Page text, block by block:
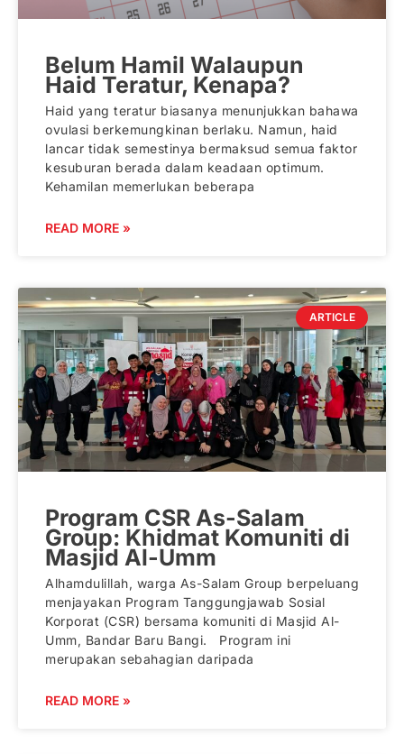
Belum Hamil Walaupun
Haid Teratur, Kenapa?
Haid yang teratur biasanya menunjukkan bahawa
ovulasi berkemungkinan berlaku. Namun, haid
lancar tidak semestinya bermaksud semua faktor
kesuburan berada dalam keadaan optimum.
Kehamilan memerlukan beberapa
READ MORE »
ARTICLE
Program CSR As-Salam
Group: Khidmat Komuniti di
Masjid Al-Umm
Alhamdulillah, warga As-Salam Group berpeluang
menjayakan Program Tanggungjawab Sosial
Korporat (CSR) bersama komuniti di Masjid Al-
Umm, Bandar Baru Bangi. Program ini
merupakan sebahagian daripada
READ MORE »